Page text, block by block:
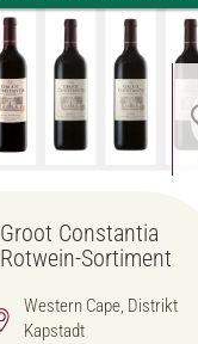
Groot Constantia
Rotwein-Sortiment
Western Cape, Distrikt
Kapstadt